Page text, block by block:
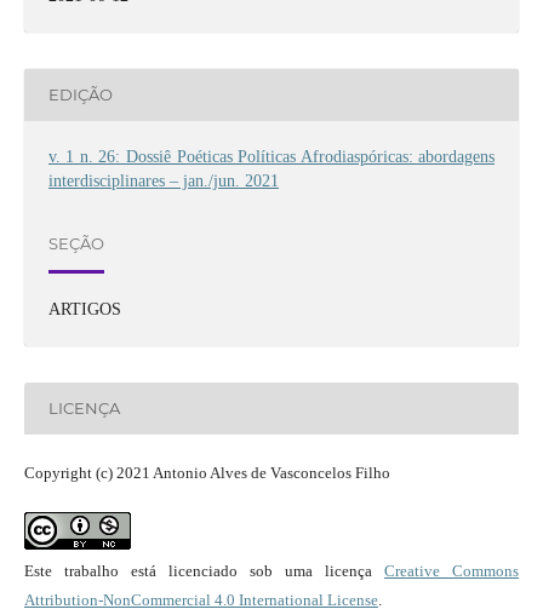
EDIÇÃO
v. 1 n. 26: Dossiê Poéticas Políticas Afrodiaspóricas: abordagens
interdisciplinares – jan./jun. 2021
SEÇÃO
ARTIGOS
LICENÇA
Copyright (c) 2021 Antonio Alves de Vasconcelos Filho
Este trabalho está licenciado sob uma licençaCreative Commons
Attribution-NonCommercial 4.0 International License.